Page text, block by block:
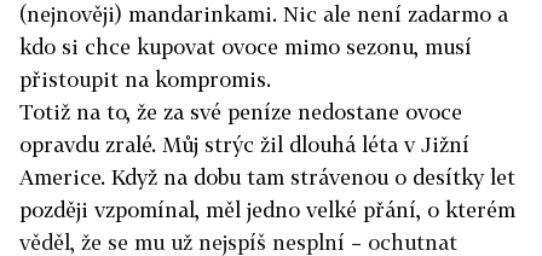
(nejnověji) mandarinkami. Nic ale není zadarmo a
kdo si chce kupovat ovoce mimo sezonu, musí
přistoupit na kompromis.
Totiž na to, že za své peníze nedostane ovoce
opravdu zralé. Můj strýc žil dlouhá léta v Jižní
Americe. Když na dobu tam strávenou o desítky let
později vzpomínal, měl jedno velké přání, o kterém
věděl, že se mu už nejspíš nesplní – ochutnat